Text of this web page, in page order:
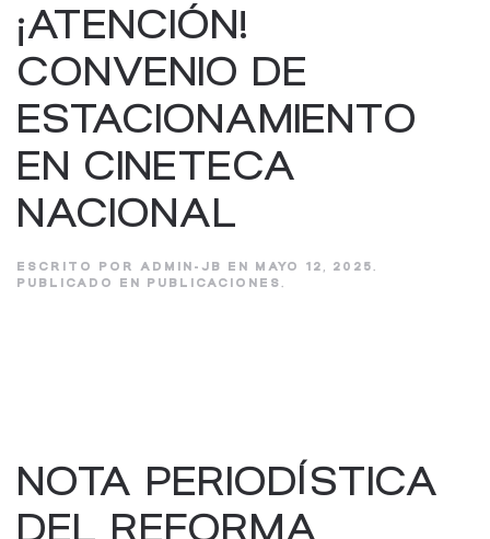
¡ATENCIÓN!
CONVENIO DE
ESTACIONAMIENTO
EN CINETECA
NACIONAL
ESCRITO POR ADMIN-JB EN MAYO 12, 2025.
PUBLICADO EN PUBLICACIONES.
NOTA PERIODÍSTICA
DEL REFORMA